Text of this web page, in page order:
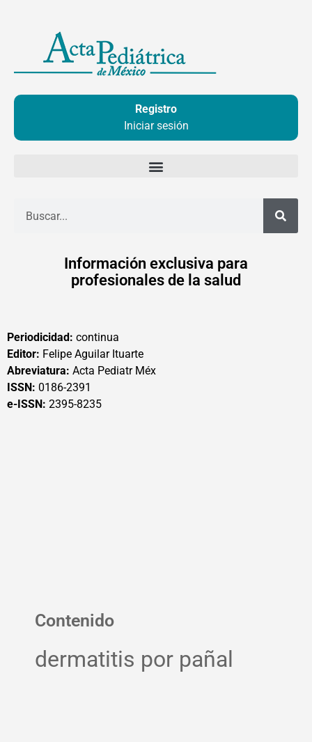
contenido
Registro
Iniciar sesión
Información exclusiva para
profesionales de la salud
Periodicidad: continua
Editor: Felipe Aguilar Ituarte
Abreviatura: Acta Pediatr Méx
ISSN: 0186-2391
e-ISSN: 2395-8235
Contenido
dermatitis por pañal